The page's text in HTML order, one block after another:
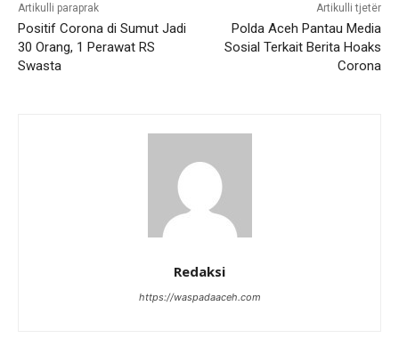
Artikulli paraprak
Positif Corona di Sumut Jadi
30 Orang, 1 Perawat RS
Swasta
Artikulli tjetër
Polda Aceh Pantau Media
Sosial Terkait Berita Hoaks
Corona
Redaksi
https://waspadaaceh.com